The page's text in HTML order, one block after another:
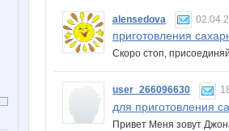
alensedova
приготовления
Скоро стоп,
user_266096630
для приготовления
Привет Меня зовут